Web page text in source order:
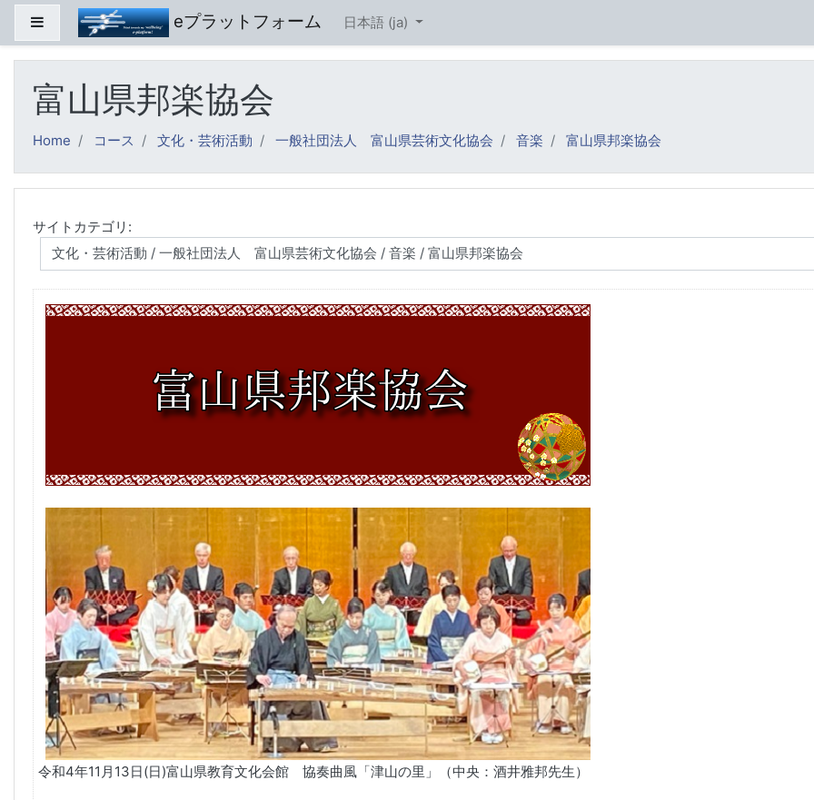
メインコンテンツへスキップする
サイドパネル eプラットフォーム 日本語 ‎(ja)‎
富山県邦楽協会
Home コース 文化・芸術活動 一般社団法人 富山県芸術文化協会 音楽 富山県邦楽協会
サイトカテゴリ:
令和4年11月13日(日)富山県教育文化会館 協奏曲風「津山の里」（中央：酒井雅邦先生）